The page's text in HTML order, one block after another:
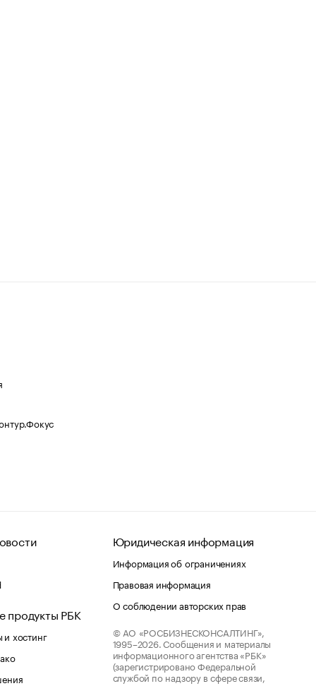
продукты РБК
хостинг
Юридическая информация
Информация об ограничениях
Правовая информация
О соблюдении авторских прав
© АО «РОСБИЗНЕСКОНСАЛТИНГ»,
1995–2026. Сообщения и материалы
информационного агентства «РБК»
(зарегистрировано Федеральной
службой по надзору в сфере связи,